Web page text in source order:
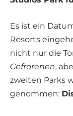
Es ist ein
Resorts
nicht nur die
Gefrorenen,
zweiten Parks
genommen: